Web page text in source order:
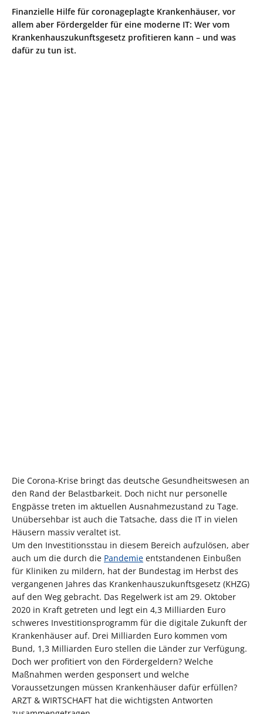
Finanzielle Hilfe für coronageplagte Krankenhäuser, vor
allem aber Fördergelder für eine moderne IT: Wer vom
Krankenhauszukunftsgesetz profitieren kann – und was
dafür zu tun ist.
Die Corona-Krise bringt das deutsche Gesundheitswesen an
den Rand der Belastbarkeit. Doch nicht nur personelle
Engpässe treten im aktuellen Ausnahmezustand zu Tage.
Unübersehbar ist auch die Tatsache, dass die IT in vielen
Häusern massiv veraltet ist.
Um den Investitionsstau in diesem Bereich aufzulösen, aber
auch um die durch die Pandemie entstandenen Einbußen
für Kliniken zu mildern, hat der Bundestag im Herbst des
vergangenen Jahres das Krankenhauszukunftsgesetz (KHZG)
auf den Weg gebracht. Das Regelwerk ist am 29. Oktober
2020 in Kraft getreten und legt ein 4,3 Milliarden Euro
schweres Investitionsprogramm für die digitale Zukunft der
Krankenhäuser auf. Drei Milliarden Euro kommen vom
Bund, 1,3 Milliarden Euro stellen die Länder zur Verfügung.
Doch wer profitiert von den Fördergeldern? Welche
Maßnahmen werden gesponsert und welche
Voraussetzungen müssen Krankenhäuser dafür erfüllen?
ARZT & WIRTSCHAFT hat die wichtigsten Antworten